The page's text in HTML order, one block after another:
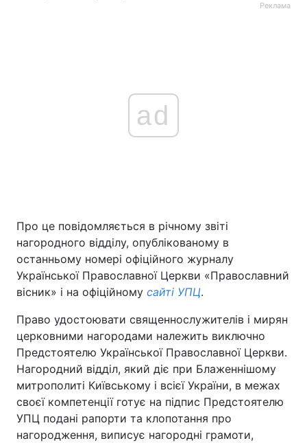
Реклама
ad
Про це повідомляється в річному звіті
нагородного відділу, опублікованому в
останньому номері офіційного журналу
Української Православної Церкви «Православний
вісник» і на офіційному сайті УПЦ.
Право удостоювати священнослужителів і мирян
церковними нагородами належить виключно
Предстоятелю Української Православної Церкви.
Нагородний відділ, який діє при Блаженнішому
митрополиті Київському і всієї України, в межах
своєї компетенції готує на підпис Предстоятелю
УПЦ подані рапорти та клопотання про
нагородження, виписує нагородні грамоти,